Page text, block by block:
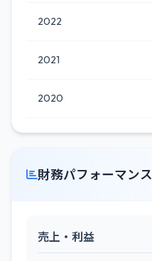
2022
2021
2020
財務パフォーマンス
売上・利益